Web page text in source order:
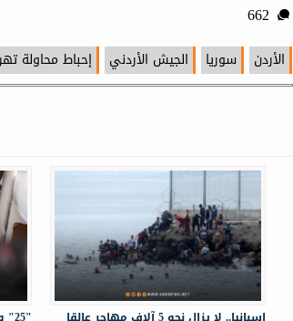
662
الأردن سوريا الجيش الأردني إحباط محاولة
إسبانيا.. لا يزال نحو 5 آلاف مهاجر عالقا